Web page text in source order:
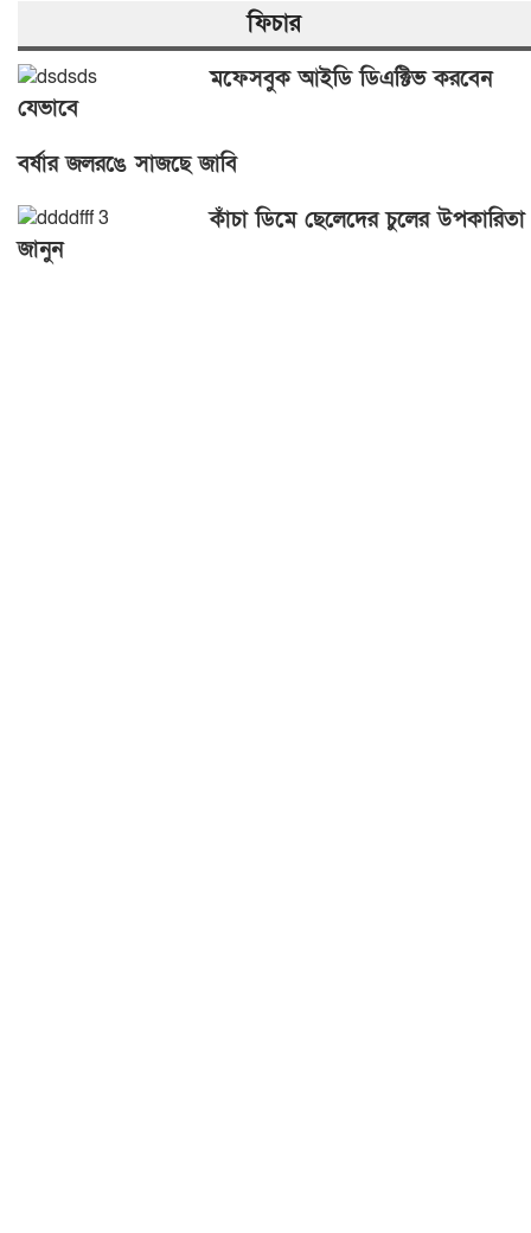
ফিচার
মফেসবুক আইডি ডিএক্টিভ করবেন
যেভাবে
বর্ষার জলরঙে সাজছে জাবি
কাঁচা ডিমে ছেলেদের চুলের উপকারিতা
জানুন